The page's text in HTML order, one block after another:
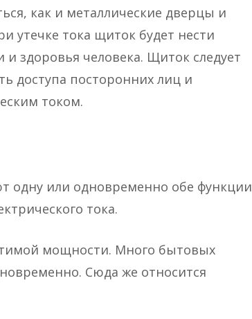
как и металлические дверцы и
утечке тока щиток будет нести
здоровья человека. Щиток следует
доступа посторонних лиц и
током.
одну или одновременно обе функции
тока.
мощности. Много бытовых
Сюда же относится